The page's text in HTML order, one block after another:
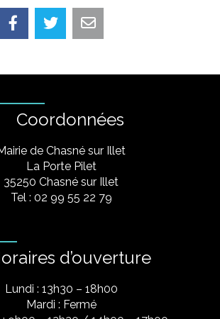
Coordonnées
de Chasné sur Illet
La Porte Pilet
35250 Chasné sur Illet
Tel : 02 99 55 22 79
d’ouverture
Lundi : 13h30 – 18h00
Mardi : Fermé